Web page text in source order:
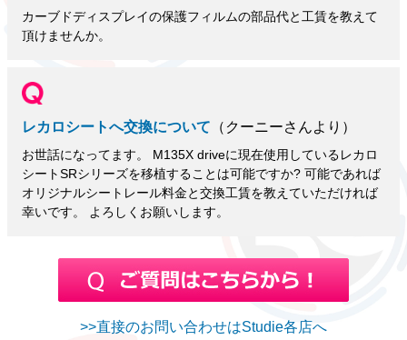
カーブドディスプレイの保護フィルムの部品代と工賃を教えて
頂けませんか。
レカロシートへ交換について （クーニーさんより）
お世話になってます。 M135X driveに現在使用しているレカロ
シートSRシリーズを移植することは可能ですか? 可能であれば
オリジナルシートレール料金と交換工賃を教えていただければ
幸いです。 よろしくお願いします。
>>直接のお問い合わせはStudie各店へ